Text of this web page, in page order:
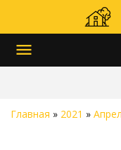
menu
Главная » 2021 »